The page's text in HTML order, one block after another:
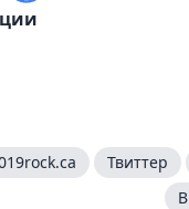
Твиттер